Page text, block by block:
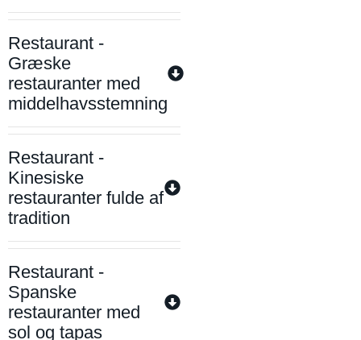
Restaurant -
Græske
restauranter med
middelhavsstemning
Restaurant -
Kinesiske
restauranter fulde af
tradition
Restaurant -
Spanske
restauranter med
sol og tapas